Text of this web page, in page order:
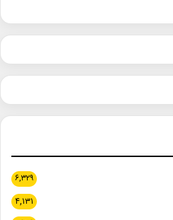
۶,۳۲۹
۴,۱۳۱